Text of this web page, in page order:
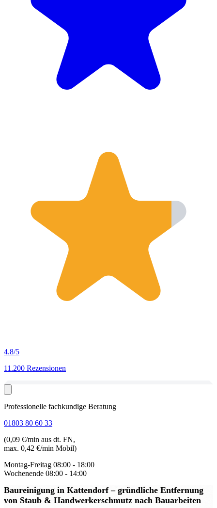
4.8/5
11.200 Rezensionen
Professionelle fachkundige Beratung
01803 80 60 33
(0,09 €/min aus dt. FN,
max. 0,42 €/min Mobil)
Montag-Freitag 08:00 - 18:00
Wochenende 08:00 - 14:00
Baureinigung in Kattendorf– gründliche Entfernung
von Staub & Handwerkerschmutz nach Bauarbeiten